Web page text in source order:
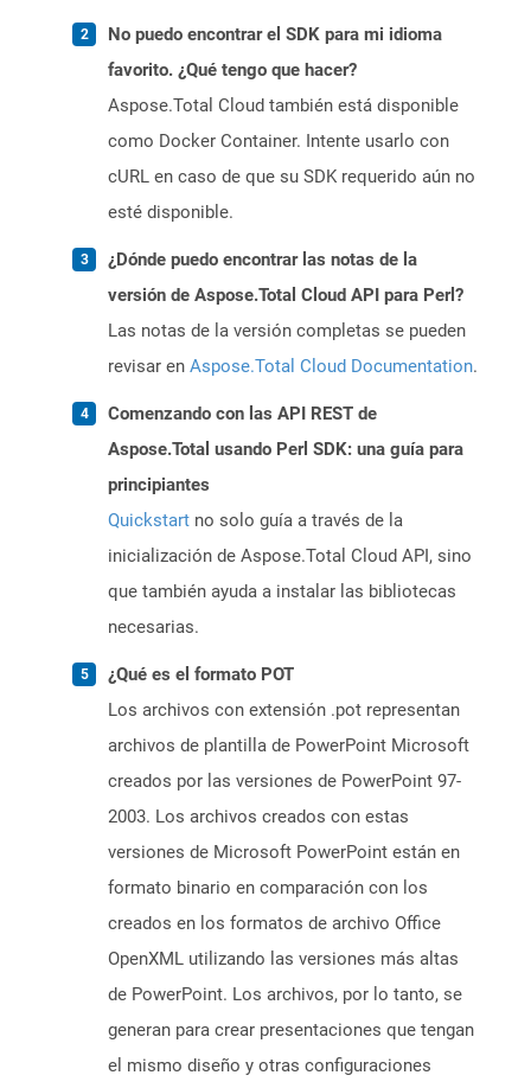
No puedo encontrar el SDK para mi idioma
favorito. ¿Qué tengo que hacer?
Aspose.Total Cloud también está disponible
como Docker Container. Intente usarlo con
cURL en caso de que su SDK requerido aún no
esté disponible.
¿Dónde puedo encontrar las notas de la
versión de Aspose.Total Cloud API para Perl?
Las notas de la versión completas se pueden
revisar en Aspose.Total Cloud Documentation.
Comenzando con las API REST de
Aspose.Total usando Perl SDK: una guía para
principiantes
Quickstart no solo guía a través de la
inicialización de Aspose.Total Cloud API, sino
que también ayuda a instalar las bibliotecas
necesarias.
¿Qué es el formato POT
Los archivos con extensión .pot representan
archivos de plantilla de PowerPoint Microsoft
creados por las versiones de PowerPoint 97-
2003. Los archivos creados con estas
versiones de Microsoft PowerPoint están en
formato binario en comparación con los
creados en los formatos de archivo Office
OpenXML utilizando las versiones más altas
de PowerPoint. Los archivos, por lo tanto, se
generan para crear presentaciones que tengan
el mismo diseño y otras configuraciones